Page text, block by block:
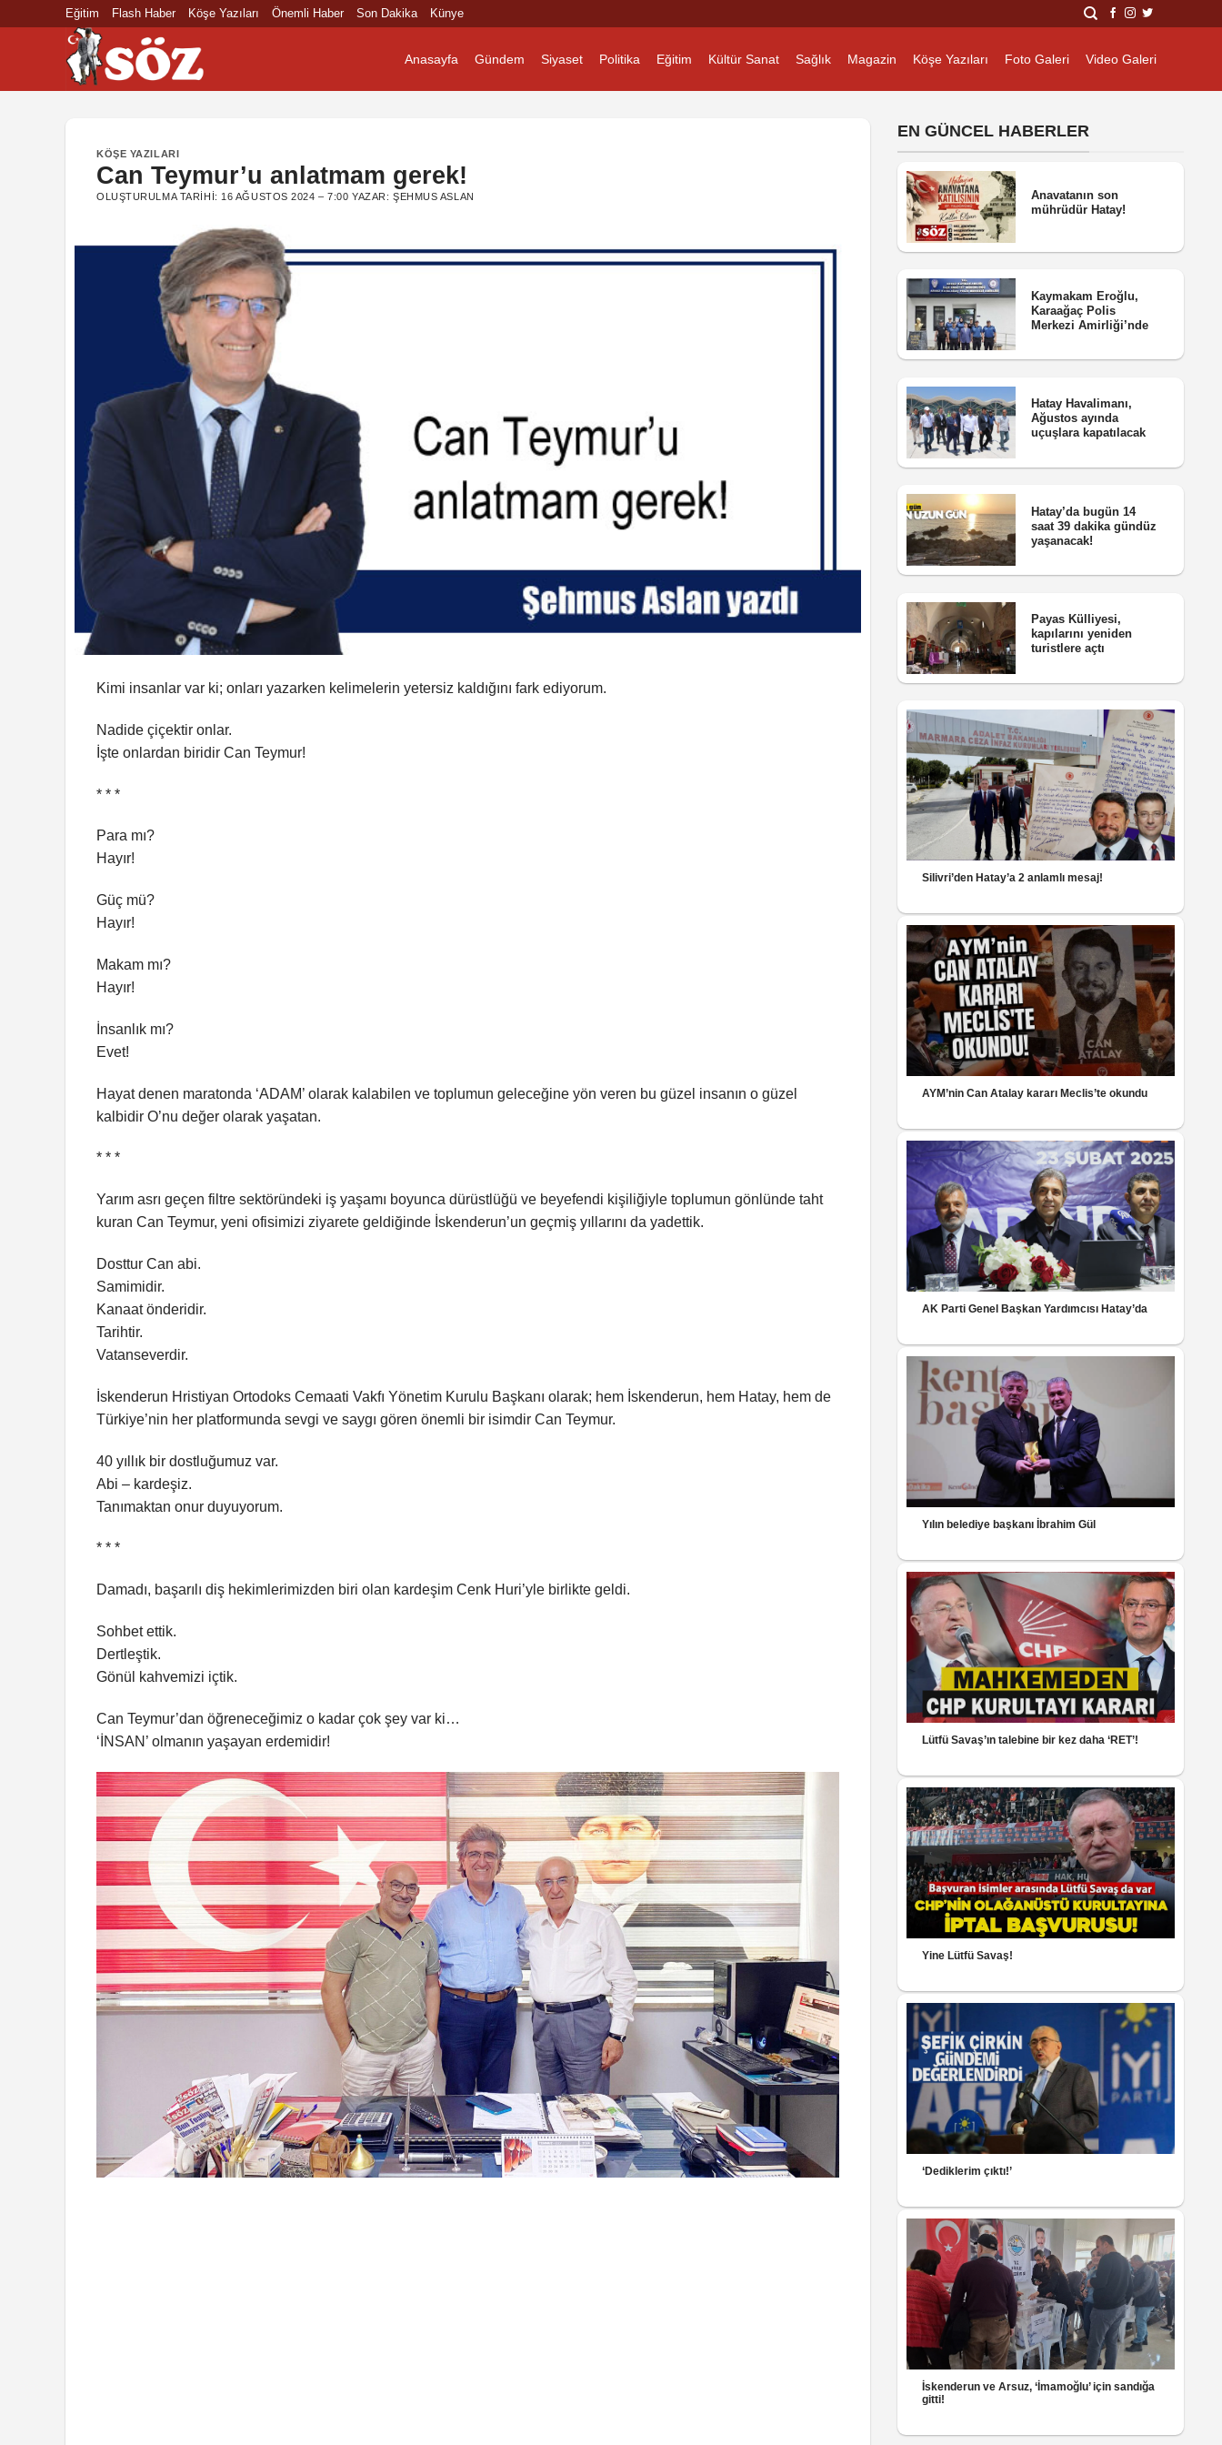
Eğitim Flash Haber Köşe Yazıları Önemli Haber Son Dakika Künye
Anasayfa Gündem Siyaset Politika Eğitim Kültür Sanat Sağlık Magazin Köşe Yazıları Foto Galeri Video Galeri
KÖŞE YAZILARI
Can Teymur’u anlatmam gerek!
OLUŞTURULMA TARIHI: 16 AĞUSTOS 2024 – 7:00 YAZAR:ŞEHMUS ASLAN
Kimi insanlar var ki; onları yazarken kelimelerin yetersiz kaldığını fark ediyorum.
Nadide çiçektir onlar.
İşte onlardan biridir Can Teymur!
* * *
Para mı?
Hayır!
Güç mü?
Hayır!
Makam mı?
Hayır!
İnsanlık mı?
Evet!
Hayat denen maratonda ‘ADAM’ olarak kalabilen ve toplumun geleceğine yön veren bu güzel insanın o güzel
kalbidir O’nu değer olarak yaşatan.
* * *
Yarım asrı geçen filtre sektöründeki iş yaşamı boyunca dürüstlüğü ve beyefendi kişiliğiyle toplumun gönlünde taht
kuran Can Teymur, yeni ofisimizi ziyarete geldiğinde İskenderun’un geçmiş yıllarını da yadettik.
Dosttur Can abi.
Samimidir.
Kanaat önderidir.
Tarihtir.
Vatanseverdir.
İskenderun Hristiyan Ortodoks Cemaati Vakfı Yönetim Kurulu Başkanı olarak; hem İskenderun, hem Hatay, hem de
Türkiye’nin her platformunda sevgi ve saygı gören önemli bir isimdir Can Teymur.
40 yıllık bir dostluğumuz var.
Abi – kardeşiz.
Tanımaktan onur duyuyorum.
* * *
Damadı, başarılı diş hekimlerimizden biri olan kardeşim Cenk Huri’yle birlikte geldi.
Sohbet ettik.
Dertleştik.
Gönül kahvemizi içtik.
Can Teymur’dan öğreneceğimiz o kadar çok şey var ki…
‘İNSAN’ olmanın yaşayan erdemidir!
EN GÜNCEL HABERLER
Anavatanın son
mührüdür Hatay!
Kaymakam Eroğlu,
Karaağaç Polis
Merkezi Amirliği’nde
Hatay Havalimanı,
Ağustos ayında
uçuşlara kapatılacak
Hatay’da bugün 14
saat 39 dakika gündüz
yaşanacak!
Payas Külliyesi,
kapılarını yeniden
turistlere açtı
Silivri’den Hatay’a 2 anlamlı mesaj!
AYM’nin Can Atalay kararı Meclis’te okundu
AK Parti Genel Başkan Yardımcısı Hatay’da
Yılın belediye başkanı İbrahim Gül
Lütfü Savaş’ın talebine bir kez daha ‘RET’!
Yine Lütfü Savaş!
‘Dediklerim çıktı!’
İskenderun ve Arsuz, ‘İmamoğlu’ için sandığa
gitti!